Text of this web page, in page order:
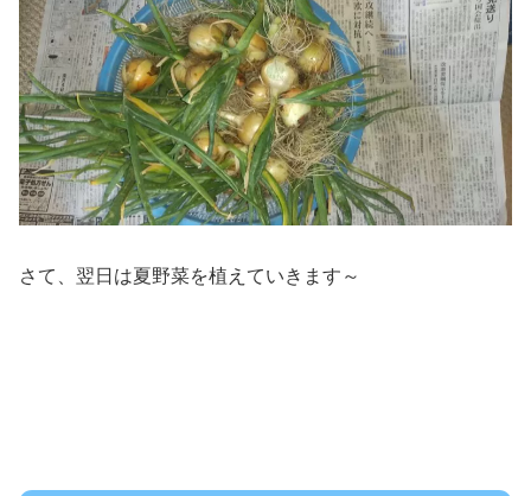
さて、翌日は夏野菜を植えていきます～